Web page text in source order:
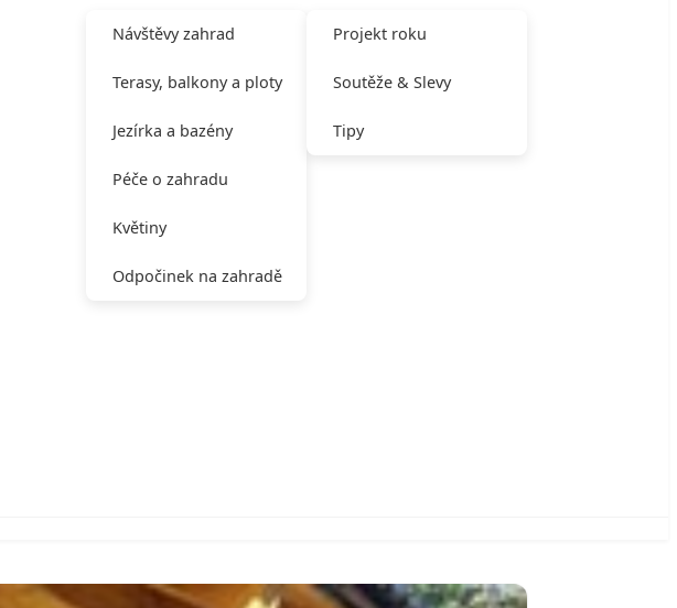
Návštěvy zahrad
Terasy, balkony a ploty
Jezírka a bazény
Péče o zahradu
Květiny
Odpočinek na zahradě
Projekt roku
Soutěže & Slevy
Tipy